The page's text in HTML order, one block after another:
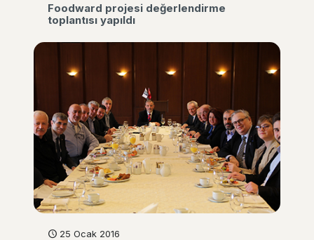
Foodward projesi değerlendirme
toplantısı yapıldı
25 Ocak 2016